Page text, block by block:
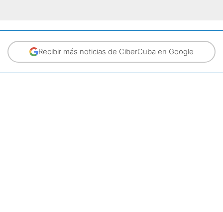
Recibir más noticias de CiberCuba en Google